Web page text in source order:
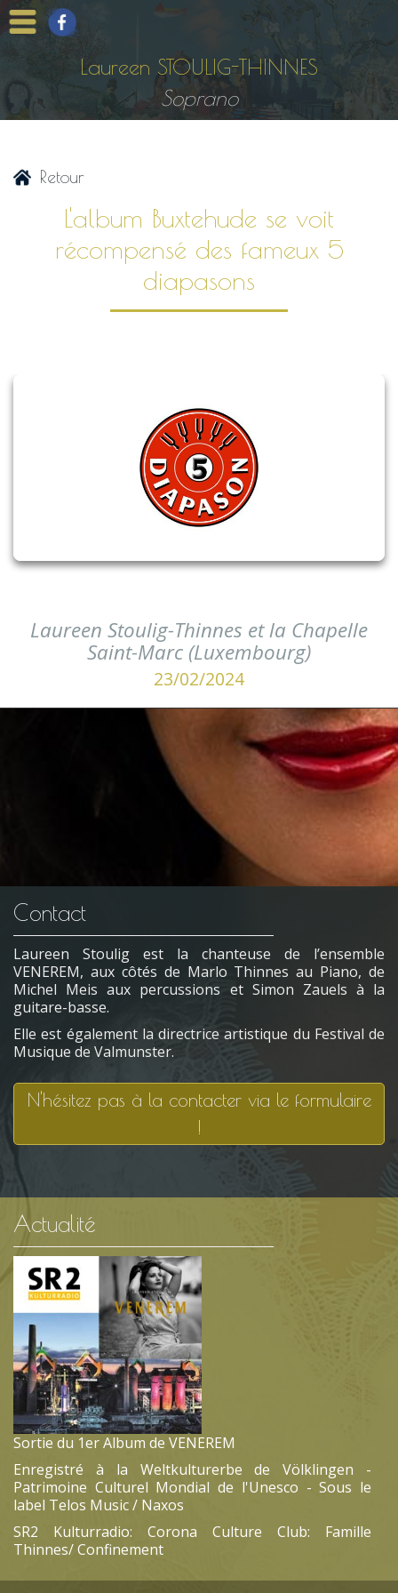
Laureen STOULIG-THINNES
Soprano
Retour
L'album Buxtehude se voit
récompensé des fameux 5
diapasons
Laureen Stoulig-Thinnes et la Chapelle
Saint-Marc (Luxembourg)
23/02/2024
Contact
Laureen Stoulig est la chanteuse de l’ensemble
VENEREM, aux côtés de Marlo Thinnes au Piano, de
Michel Meis aux percussions et Simon Zauels à la
guitare-basse.
Elle est également la directrice artistique du Festival de
Musique de Valmunster.
N'hésitez pas à la contacter via le formulaire
!
Actualité
Sortie du 1er Album de VENEREM
Enregistré à la Weltkulturerbe de Völklingen -
Patrimoine Culturel Mondial de l'Unesco - Sous le
label Telos Music / Naxos
SR2 Kulturradio: Corona Culture Club: Famille
Thinnes/ Confinement